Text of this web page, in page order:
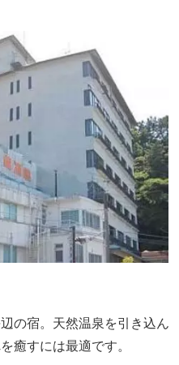
の宿。天然温泉を引き込ん
癒すには最適です。